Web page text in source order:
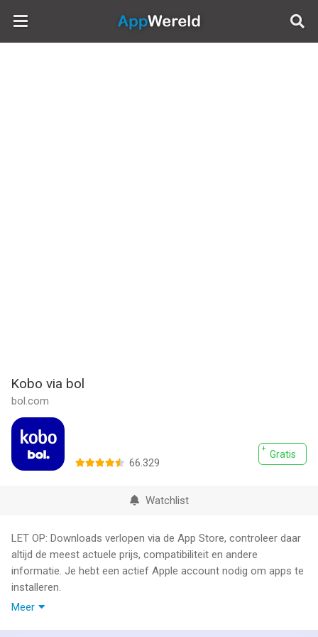
AppWereld
Kobo via bol
bol.com
Gratis
66.329
Watchlist
LET OP: Downloads verlopen via de App Store, controleer daar
altijd de meest actuele prijs, compatibiliteit en andere
informatie. Je hebt een actief Apple account nodig om apps te
installeren.
Meer